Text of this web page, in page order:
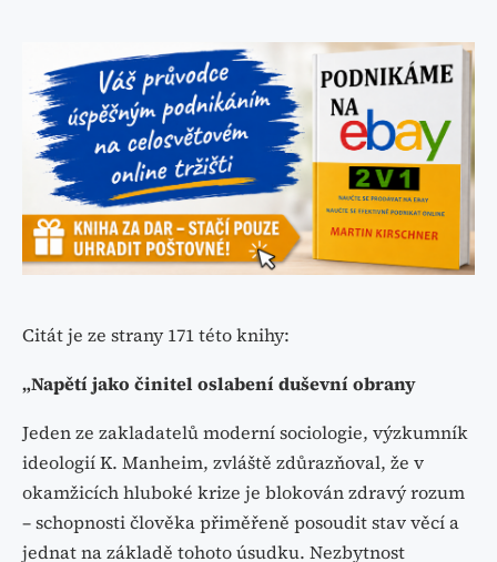
Citát je ze strany 171 této knihy:
„Napětí jako činitel oslabení duševní obrany
Jeden ze zakladatelů moderní sociologie, výzkumník
ideologií K. Manheim, zvláště zdůrazňoval, že v
okamžicích hluboké krize je blokován zdravý rozum
– schopnosti člověka přiměřeně posoudit stav věcí a
jednat na základě tohoto úsudku. Nezbytnost